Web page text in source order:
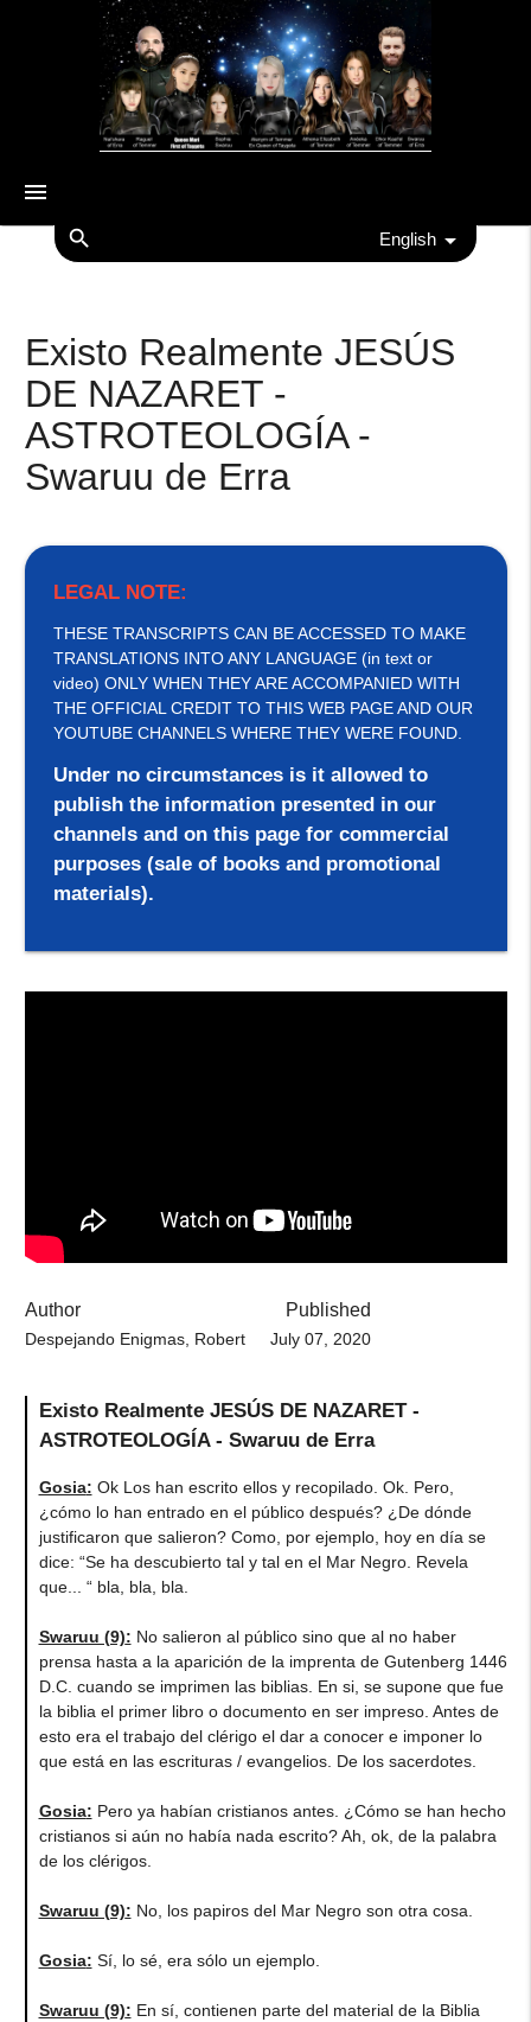
menu
search English
Existo Realmente JESÚS
DE NAZARET -
ASTROTEOLOGÍA -
Swaruu de Erra
LEGAL NOTE:
THESE TRANSCRIPTS CAN BE ACCESSED TO MAKE
TRANSLATIONS INTO ANY LANGUAGE (in text or
video) ONLY WHEN THEY ARE ACCOMPANIED WITH
THE OFFICIAL CREDIT TO THIS WEB PAGE AND OUR
YOUTUBE CHANNELS WHERE THEY WERE FOUND.
Under no circumstances is it allowed to
publish the information presented in our
channels and on this page for commercial
purposes (sale of books and promotional
materials).
Author
Despejando Enigmas, Robert
Published
July 07, 2020
Existo Realmente JESÚS DE NAZARET -
ASTROTEOLOGÍA - Swaruu de Erra
Gosia: Ok Los han escrito ellos y recopilado. Ok. Pero,
¿cómo lo han entrado en el público después? ¿De dónde
justificaron que salieron? Como, por ejemplo, hoy en día se
dice: “Se ha descubierto tal y tal en el Mar Negro. Revela
que... “ bla, bla, bla.
Swaruu (9): No salieron al público sino que al no haber
prensa hasta a la aparición de la imprenta de Gutenberg 1446
D.C. cuando se imprimen las biblias. En si, se supone que fue
la biblia el primer libro o documento en ser impreso. Antes de
esto era el trabajo del clérigo el dar a conocer e imponer lo
que está en las escrituras / evangelios. De los sacerdotes.
Gosia: Pero ya habían cristianos antes. ¿Cómo se han hecho
cristianos si aún no había nada escrito? Ah, ok, de la palabra
de los clérigos.
Swaruu (9): No, los papiros del Mar Negro son otra cosa.
Gosia: Sí, lo sé, era sólo un ejemplo.
Swaruu (9): En sí, contienen parte del material de la Biblia